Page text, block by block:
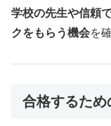
学校の先生や信頼
クをもらう機会を
合格するた